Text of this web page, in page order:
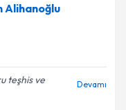
randevu takvimi
randevu almanız
posta ile
Alihanoğlu
teşhis ve
Devamı